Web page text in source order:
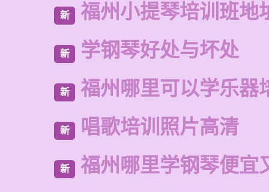
新 福州小提琴培训班地
新 学钢琴好处与坏处
新 福州哪里可以学乐器
新 唱歌培训照片高清
新 福州哪里学钢琴便宜